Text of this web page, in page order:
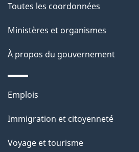
p
a
g
e
Toutes les coordonnées
Ministères et organismes
À propos du gouvernement
Thèmes
sujets
Emplois
Immigration et citoyenneté
Voyage et tourisme